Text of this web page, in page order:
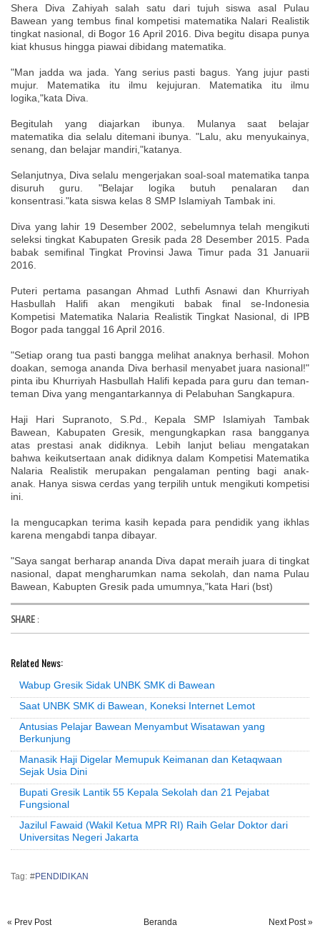
Shera Diva Zahiyah salah satu dari tujuh siswa asal Pulau
Bawean yang tembus final kompetisi matematika Nalari Realistik
tingkat nasional, di Bogor 16 April 2016. Diva begitu disapa punya
kiat khusus hingga piawai dibidang matematika.
"Man jadda wa jada. Yang serius pasti bagus. Yang jujur pasti
mujur. Matematika itu ilmu kejujuran. Matematika itu ilmu
logika,"kata Diva.
Begitulah yang diajarkan ibunya. Mulanya saat belajar
matematika dia selalu ditemani ibunya. "Lalu, aku menyukainya,
senang, dan belajar mandiri,"katanya.
Selanjutnya, Diva selalu mengerjakan soal-soal matematika tanpa
disuruh guru. "Belajar logika butuh penalaran dan
konsentrasi."kata siswa kelas 8 SMP Islamiyah Tambak ini.
Diva yang lahir 19 Desember 2002, sebelumnya telah mengikuti
seleksi tingkat Kabupaten Gresik pada 28 Desember 2015. Pada
babak semifinal Tingkat Provinsi Jawa Timur pada 31 Januarii
2016.
Puteri pertama pasangan Ahmad Luthfi Asnawi dan Khurriyah
Hasbullah Halifi akan mengikuti babak final se-Indonesia
Kompetisi Matematika Nalaria Realistik Tingkat Nasional, di IPB
Bogor pada tanggal 16 April 2016.
"Setiap orang tua pasti bangga melihat anaknya berhasil. Mohon
doakan, semoga ananda Diva berhasil menyabet juara nasional!"
pinta ibu Khurriyah Hasbullah Halifi kepada para guru dan teman-
teman Diva yang mengantarkannya di Pelabuhan Sangkapura.
Haji Hari Supranoto, S.Pd., Kepala SMP Islamiyah Tambak
Bawean, Kabupaten Gresik, mengungkapkan rasa bangganya
atas prestasi anak didiknya. Lebih lanjut beliau mengatakan
bahwa keikutsertaan anak didiknya dalam Kompetisi Matematika
Nalaria Realistik merupakan pengalaman penting bagi anak-
anak. Hanya siswa cerdas yang terpilih untuk mengikuti kompetisi
ini.
Ia mengucapkan terima kasih kepada para pendidik yang ikhlas
karena mengabdi tanpa dibayar.
"Saya sangat berharap ananda Diva dapat meraih juara di tingkat
nasional, dapat mengharumkan nama sekolah, dan nama Pulau
Bawean, Kabupten Gresik pada umumnya,"kata Hari (bst)
SHARE :
Related News:
Wabup Gresik Sidak UNBK SMK di Bawean
Saat UNBK SMK di Bawean, Koneksi Internet Lemot
Antusias Pelajar Bawean Menyambut Wisatawan yang
Berkunjung
Manasik Haji Digelar Memupuk Keimanan dan Ketaqwaan
Sejak Usia Dini
Bupati Gresik Lantik 55 Kepala Sekolah dan 21 Pejabat
Fungsional
Jazilul Fawaid (Wakil Ketua MPR RI) Raih Gelar Doktor dari
Universitas Negeri Jakarta
Tag: #PENDIDIKAN
« Prev Post Next Post »
Beranda